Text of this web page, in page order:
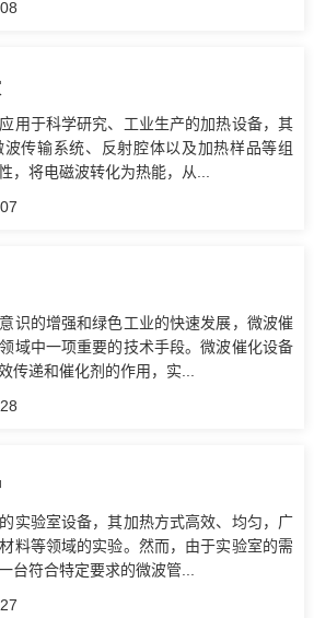
用于科学研究、工业生产的加热设备，其
传输系统、反射腔体以及加热样品等组
，将电磁波转化为热能，从...
识的增强和绿色工业的快速发展，微波催
域中一项重要的技术手段。微波催化设备
传递和催化剂的作用，实...
实验室设备，其加热方式高效、均匀，广
料等领域的实验。然而，由于实验室的需
台符合特定要求的微波管...